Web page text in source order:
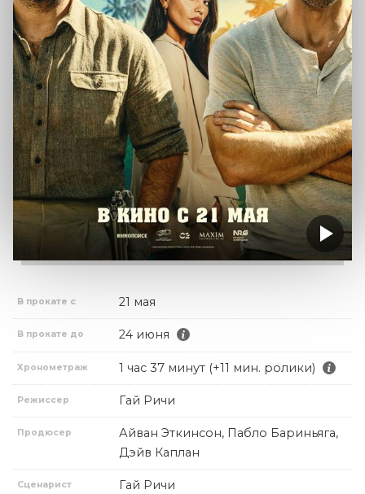
В прокате с 21 мая
В прокате до 24 июня
Хронометраж 1 час 37 минут (+11 мин. ролики)
Режиссер Гай Ричи
Продюсер
Айван Эткинсон, Пабло Бариньяга,
Дэйв Каплан
Сценарист Гай Ричи